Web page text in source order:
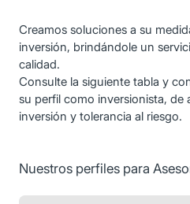
Creamos soluciones a su
inversión, brindándole un
calidad.
Consulte la siguiente tabla y
su perfil como inversionista,
inversión y tolerancia al riesgo.
Nuestros perfiles para